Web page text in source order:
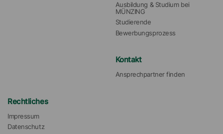
Ausbildung & Studium bei
MÜNZING
Studierende
Bewerbungsprozess
Kontakt
Ansprechpartner finden
Rechtliches
Impressum
Datenschutz